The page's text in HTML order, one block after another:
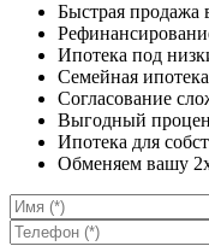
Быстрая продажа
Ипотека под
Семейная
Согласование
Выгодный
Ипотека для
Обменяем вашу